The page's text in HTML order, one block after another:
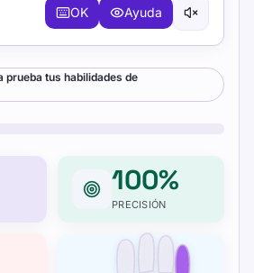
OK Ayuda
prueba tus habilidades de
100%
PRECISIÓN